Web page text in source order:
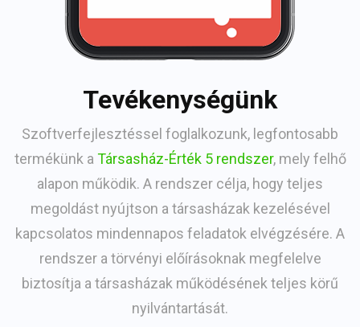
Tevékenységünk
Szoftverfejlesztéssel foglalkozunk, legfontosabb
termékünk a Társasház-Érték 5 rendszer, mely felhő
alapon működik. A rendszer célja, hogy teljes
megoldást nyújtson a társasházak kezelésével
kapcsolatos mindennapos feladatok elvégzésére. A
rendszer a törvényi előírásoknak megfelelve
biztosítja a társasházak működésének teljes körű
nyilvántartását.